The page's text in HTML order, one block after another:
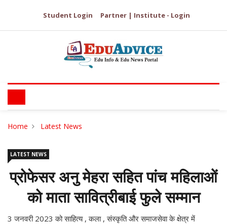
Student Login Partner | Institute - Login
Home Latest News
LATEST NEWS
प्रोफेसर अनु मेहरा सहित पांच महिलाओं
को माता सावित्रीबाई फुले सम्मान
3 जनवरी 2023 को साहित्य , कला , संस्कृति और समाजसेवा के क्षेत्र में